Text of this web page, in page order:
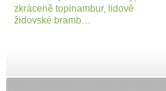
zkráceně topinambur, lidově
židovské bramb…